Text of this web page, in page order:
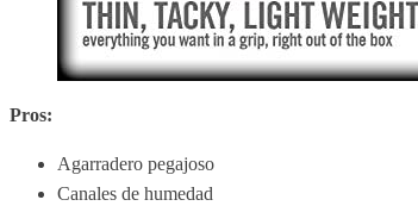
Pros:
Agarradero pegajoso
Canales de humedad